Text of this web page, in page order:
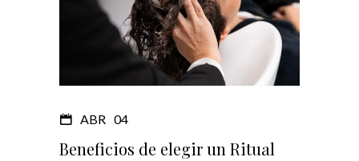
ABR 04
Beneficios de elegir un Ritual